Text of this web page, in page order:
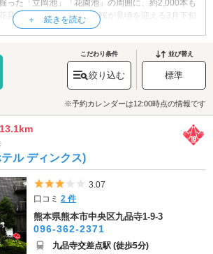
った「立岡池」「花園池」の周囲に、約2,000本も
見の名所でもあります。桜が見頃を迎える3月下旬
うと花園桜まつり」が開催され、園内は多くの花見
アップも行われるので、夜桜見物をしながら散策
土・松橋インター周辺エリアのラブホテル
からもア
こだわり条件
絞り込む
並び替え
標準
※予約カレンダーは12:00時点の情報です
ル ディンクス)
5つ星のうち3
3.07
口コミ2 件
熊本県熊本市中央区九品寺1-9-3
096-362-2371
九品寺交差点駅 (徒歩5分)